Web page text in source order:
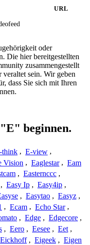
URL
oder
Die hier bereitgestellten
zusammengestellt
sein. Wir geben
dass Sie sich mit Ihren
beginnen.
think , E-view ,
Vision , Eaglestar , Eam
, Easternccc ,
, Easy Ip , Easy4ip ,
, Easytao , Easyz ,
, Ecam , Echo Star ,
, Edge , Edgecore ,
, Eero , Eesee , Eet ,
Eickhoff , Eigeek , Eigen